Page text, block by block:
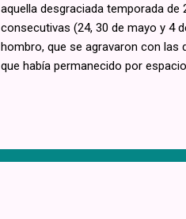
aquella desgraciada temporada
consecutivas (24, 30 de mayo y 4
hombro, que se agravaron con las
que había permanecido por